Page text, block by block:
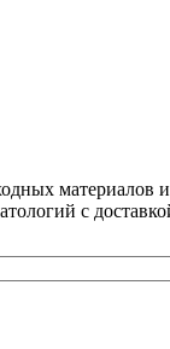
материалов и
с